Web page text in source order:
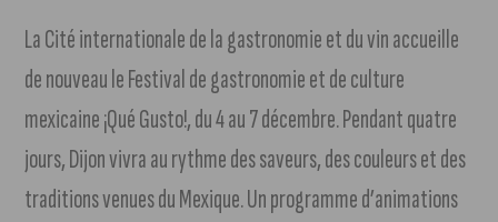
La Cité internationale de la gastronomie et du vin accueille
de nouveau le Festival de gastronomie et de culture
mexicaine ¡Qué Gusto!, du 4 au 7 décembre. Pendant quatre
jours, Dijon vivra au rythme des saveurs, des couleurs et des
traditions venues du Mexique. Un programme d’animations